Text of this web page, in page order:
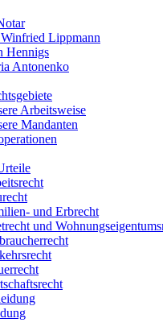
Lippmann
Hennigs
Antonenko
Arbeitsweise
Mandanten
und Erbrecht
und